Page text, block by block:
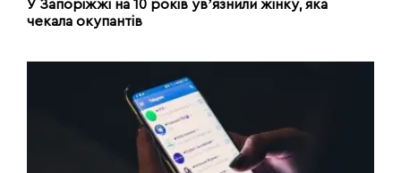
У Запоріжжі на 10 років увʼязнили жінку, яка
чекала окупантів